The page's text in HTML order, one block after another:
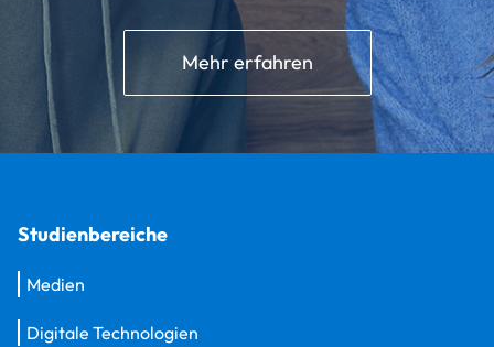
Mehr erfahren
Studienbereiche
Medien
Digitale Technologien